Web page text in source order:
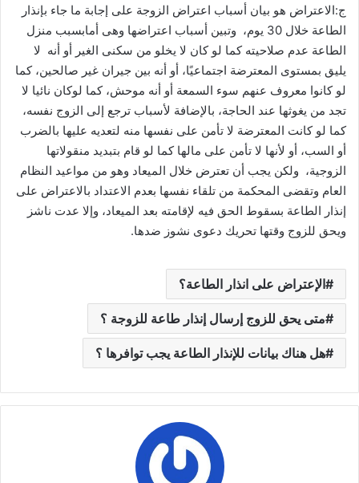
ج:الاعتراض هو بيان أسباب اعتراض الزوجة على إجابة ما جاء بإنذار
الطاعة خلال 30 يوم، وتبين أسباب اعتراضها وهى أمابسبب منزل
الطاعة عدم صلاحيته كما لو كان لا يخلو من سكنى الغير أو أنه لا
يليق بمستوى المعترضة اجتماعيًا، أو أنه بين جيران غير صالحين، كما
لو كانوا معروف عنهم سوء السمعة أو أنه موحش، كما لوكان نائيا لا
تجد من يغوثها عند الحاجة، بالإضافة لأسباب ترجع إلى الزوج نفسه،
كما لو كانت المعترضة لا تأمن على نفسها منه لتعديه عليها بالضرب
أو السب، أو لأنها لا تأمن على مالها كما لو قام بتبديد منقولاتها
الزوجية، ولكن يجب أن تعترض خلال الميعاد وهو من مواعيد النظام
العام وتقضى المحكمة من تلقاء نفسها بعدم الاعتداد بالاعتراض على
إنذار الطاعة بسقوط الحق فيه لإقامته بعد الميعاد، وإلا عدت ناشز
ويحق للزوج وقتها تحريك دعوى نشوز ضدها.
الإعتراض على انذار الطاعة؟
متى يحق للزوج إرسال إنذار طاعة للزوجة ؟
هل هناك بيانات للإنذار الطاعة يجب توافرها ؟